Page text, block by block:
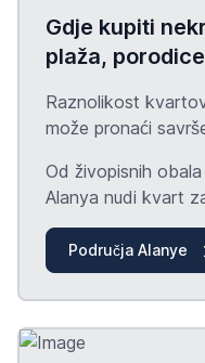
Gdje kupiti
plaža,
Raznolikost
može pronaći
Od živopisnih
Alanya nudi kvart
Područja Alanye